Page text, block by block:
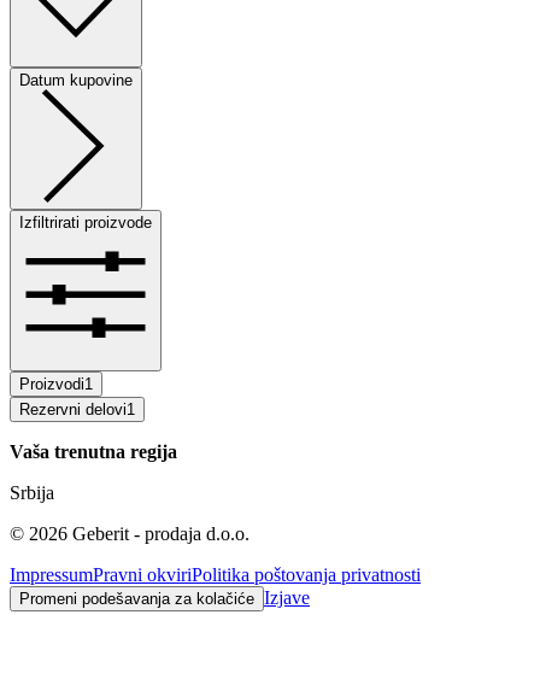
Datum kupovine
Izfiltrirati proizvode
Proizvodi1
Rezervni delovi1
Vaša trenutna regija
Srbija
© 2026 Geberit - prodaja d.o.o.
ImpressumPravni okviriPolitika poštovanja privatnosti
Promeni podešavanja za kolačiće Izjave